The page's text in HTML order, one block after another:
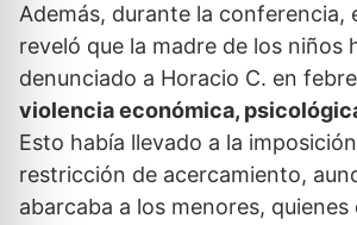
Además, durante la conferencia,
reveló que la madre de los niños
denunciado a Horacio C. en
violencia económica,
Esto había llevado a la
restricción de acercamiento,
abarcaba a los menores, quienes